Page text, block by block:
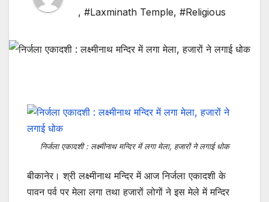
, #Laxminath Temple, #Religious
निर्जला एकादशी : लक्ष्मीनाथ मन्दिर में लगा मेला, हजारों ने लगाई धोक
बीकानेर। श्री लक्ष्मीनाथ मन्दिर में आज निर्जला एकादशी के
पावन पर्व पर मेला लगा तथा हजारों लोगों ने इस मेले में मन्दिर